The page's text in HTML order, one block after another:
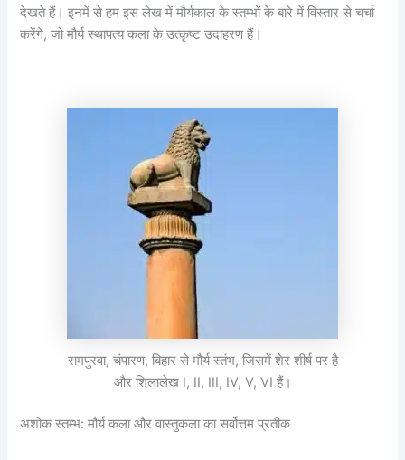
देखते हैं। इनमें से हम इस लेख में मौर्यकाल के स्तम्भों के बारे में विस्तार से चर्चा
करेंगे, जो मौर्य स्थापत्य कला के उत्कृष्ट उदाहरण हैं।
रामपुरवा, चंपारण, बिहार से मौर्य स्तंभ, जिसमें शेर शीर्ष पर है
और शिलालेख I, II, III, IV, V, VI हैं।
अशोक स्तम्भ: मौर्य कला और वास्तुकला का सर्वोत्तम प्रतीक